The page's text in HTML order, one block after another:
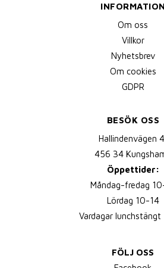
INFORMATION
Om oss
Villkor
Nyhetsbrev
Om cookies
GDPR
BESÖK OSS
Hallindenvägen 4,
456 34
Öppettider:
Måndag-fredag
Lördag 10-14
Vardagar lunchstängt
FÖLJ OSS